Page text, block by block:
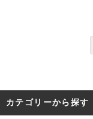
カテゴリーから探す